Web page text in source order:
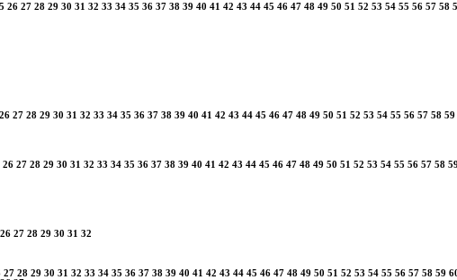
26 27 28 29 30 31 32 33 34 35 36 37 38 39 40 41 42 43 44 45 46 47 48 49 50 51 52 53 54 55 56 57 58
26 27 28 29 30 31 32 33 34 35 36 37 38 39 40 41 42 43 44 45 46 47 48 49 50 51 52 53 54 55 56 57 58 59
26 27 28 29 30 31 32 33 34 35 36 37 38 39 40 41 42 43 44 45 46 47 48 49 50 51 52 53 54 55 56 57 58 59
26 27 28 29 30 31 32
27 28 29 30 31 32 33 34 35 36 37 38 39 40 41 42 43 44 45 46 47 48 49 50 51 52 53 54 55 56 57 58 59